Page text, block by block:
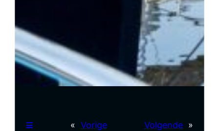
« Vorige Volgende »